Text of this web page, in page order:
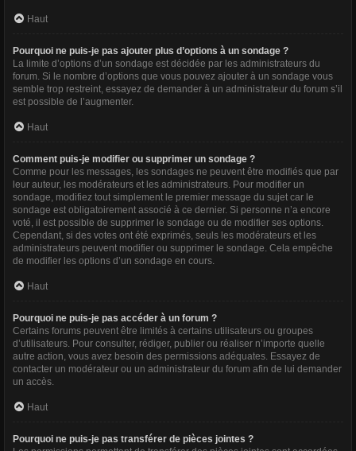
Haut
Pourquoi ne puis-je pas ajouter plus d’options à un sondage ?
La limite d’options d’un sondage est décidée par les administrateurs du
forum. Si le nombre d’options que vous pouvez ajouter à un sondage vous
semble trop restreint, essayez de demander à un administrateur du forum s’il
est possible de l’augmenter.
Haut
Comment puis-je modifier ou supprimer un sondage ?
Comme pour les messages, les sondages ne peuvent être modifiés que par
leur auteur, les modérateurs et les administrateurs. Pour modifier un
sondage, modifiez tout simplement le premier message du sujet car le
sondage est obligatoirement associé à ce dernier. Si personne n’a encore
voté, il est possible de supprimer le sondage ou de modifier ses options.
Cependant, si des votes ont été exprimés, seuls les modérateurs et les
administrateurs peuvent modifier ou supprimer le sondage. Cela empêche
de modifier les options d’un sondage en cours.
Haut
Pourquoi ne puis-je pas accéder à un forum ?
Certains forums peuvent être limités à certains utilisateurs ou groupes
d’utilisateurs. Pour consulter, rédiger, publier ou réaliser n’importe quelle
autre action, vous avez besoin des permissions adéquates. Essayez de
contacter un modérateur ou un administrateur du forum afin de lui demander
un accès.
Haut
Pourquoi ne puis-je pas transférer de pièces jointes ?